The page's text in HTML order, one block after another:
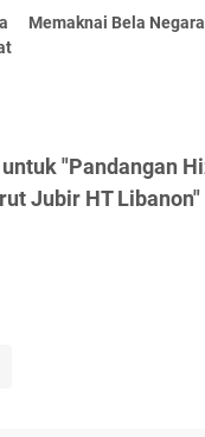
Memaknai Bela Negara
"Pandangan
Jubir HT Libanon"